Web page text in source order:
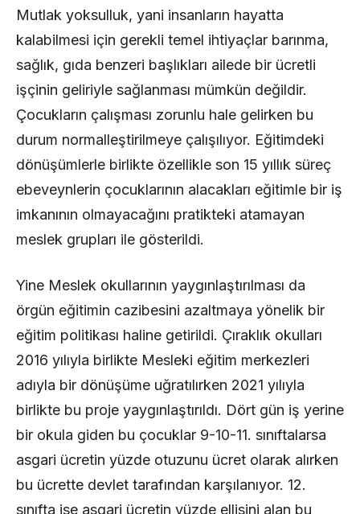
Mutlak yoksulluk, yani insanların hayatta
kalabilmesi için gerekli temel ihtiyaçlar barınma,
sağlık, gıda benzeri başlıkları ailede bir ücretli
işçinin geliriyle sağlanması mümkün değildir.
Çocukların çalışması zorunlu hale gelirken bu
durum normalleştirilmeye çalışılıyor. Eğitimdeki
dönüşümlerle birlikte özellikle son 15 yıllık süreç
ebeveynlerin çocuklarının alacakları eğitimle bir iş
imkanının olmayacağını pratikteki atamayan
meslek grupları ile gösterildi.
Yine Meslek okullarının yaygınlaştırılması da
örgün eğitimin cazibesini azaltmaya yönelik bir
eğitim politikası haline getirildi. Çıraklık okulları
2016 yılıyla birlikte Mesleki eğitim merkezleri
adıyla bir dönüşüme uğratılırken 2021 yılıyla
birlikte bu proje yaygınlaştırıldı. Dört gün iş yerine
bir okula giden bu çocuklar 9-10-11. sınıftalarsa
asgari ücretin yüzde otuzunu ücret olarak alırken
bu ücrette devlet tarafından karşılanıyor. 12.
sınıfta ise asgari ücretin yüzde ellisini alan bu